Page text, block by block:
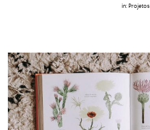
in: Projetos